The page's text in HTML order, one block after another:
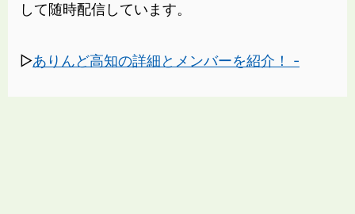
して随時配信しています。
▷ありんど高知の詳細とメンバーを紹介！ -